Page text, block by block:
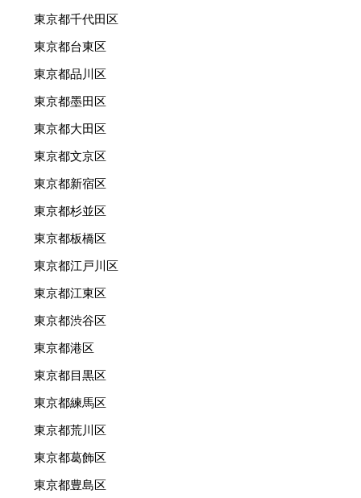
東京都千代田区
東京都台東区
東京都品川区
東京都墨田区
東京都大田区
東京都文京区
東京都新宿区
東京都杉並区
東京都板橋区
東京都江戸川区
東京都江東区
東京都渋谷区
東京都港区
東京都目黒区
東京都練馬区
東京都荒川区
東京都葛飾区
東京都豊島区